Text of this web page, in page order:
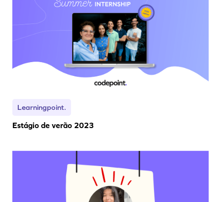
Learningpoint.
Estágio de verão 2023